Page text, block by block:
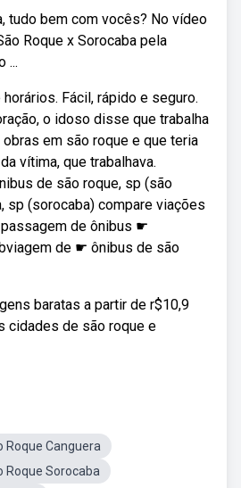
tudo bem com vocês? No vídeo
Roque x Sorocaba pela
...
Fácil, rápido e seguro.
o idoso disse que trabalha
em são roque e que teria
vítima, que trabalhava.
de são roque, sp (são
sp (sorocaba) compare viações
de ônibus ☛
de ☛ ônibus de são
baratas a partir de r$10,9
cidades de são roque e
Roque Canguera
Roque Sorocaba